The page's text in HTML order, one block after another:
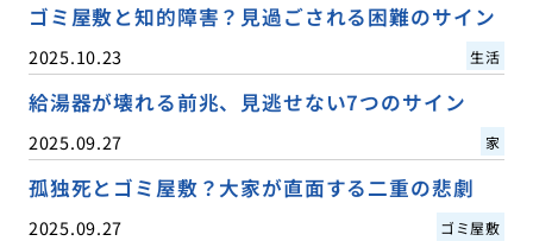
ゴミ屋敷と知的障害？見過ごされる困難のサイン
2025.10.23 生活
給湯器が壊れる前兆、見逃せない7つのサイン
2025.09.27 家
孤独死とゴミ屋敷？大家が直面する二重の悲劇
2025.09.27 ゴミ屋敷